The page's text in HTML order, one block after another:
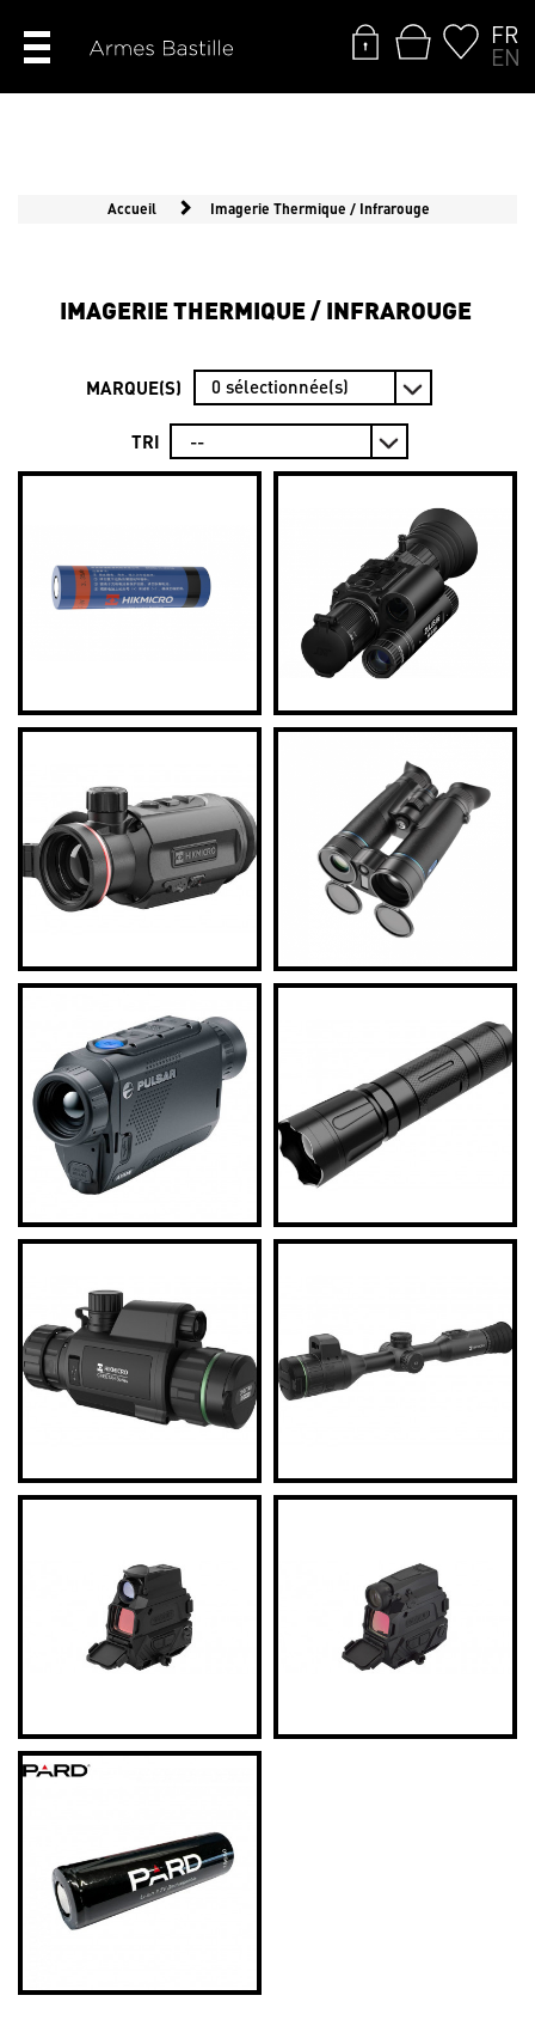
FR
EN
Accueil Imagerie Thermique / Infrarouge
IMAGERIE THERMIQUE / INFRAROUGE
MARQUE(S) 0 sélectionnée(s)
TRI